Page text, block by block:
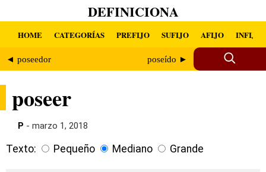
DEFINICIONA
HOME CATEGORÍAS PREFIJO SUFIJO AFIJO INFIJO
◄ poseedor poseído ►
poseer
P - marzo 1, 2018
Texto: Pequeño Mediano Grande